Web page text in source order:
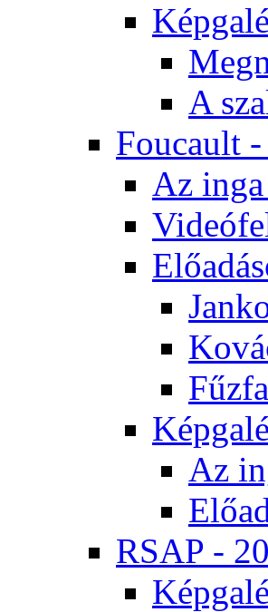
A
Fo­u­ca­ult
Az
Az
RSAP -